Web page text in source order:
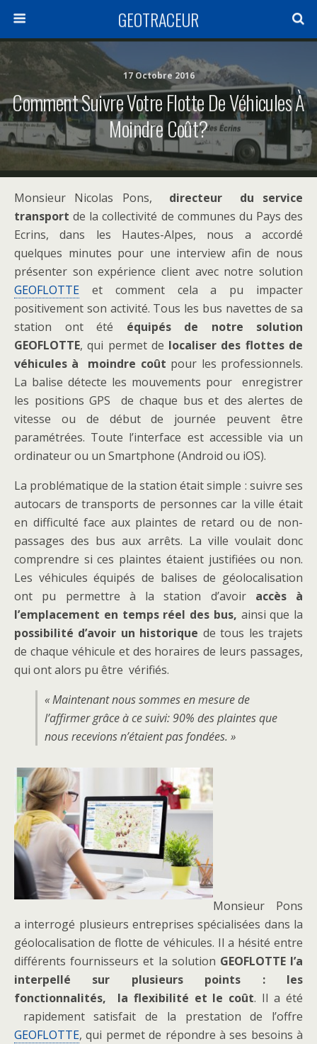
GEOTRACEUR
17 Octobre 2016
Comment Suivre Votre Flotte De Véhicules À
Moindre Coût?
Monsieur Nicolas Pons, directeur du service
transport de la collectivité de communes du Pays des
Ecrins, dans les Hautes-Alpes, nous a accordé
quelques minutes pour une interview afin de nous
présenter son expérience client avec notre solution
GEOFLOTTE et comment cela a pu impacter
positivement son activité. Tous les bus navettes de sa
station ont été équipés de notre solution
GEOFLOTTE, qui permet de localiser des flottes de
véhicules à moindre coût pour les professionnels.
La balise détecte les mouvements pour enregistrer
les positions GPS de chaque bus et des alertes de
vitesse ou de début de journée peuvent être
paramétrées. Toute l’interface est accessible via un
ordinateur ou un Smartphone (Android ou iOS).
La problématique de la station était simple : suivre ses
autocars de transports de personnes car la ville était
en difficulté face aux plaintes de retard ou de non-
passages des bus aux arrêts. La ville voulait donc
comprendre si ces plaintes étaient justifiées ou non.
Les véhicules équipés de balises de géolocalisation
ont pu permettre à la station d’avoir accès à
l’emplacement en temps réel des bus, ainsi que la
possibilité d’avoir un historique de tous les trajets
de chaque véhicule et des horaires de leurs passages,
qui ont alors pu être vérifiés.
« Maintenant nous sommes en mesure de
l’affirmer grâce à ce suivi: 90% des plaintes que
nous recevions n’étaient pas fondées. »
Monsieur Pons
a interrogé plusieurs entreprises spécialisées dans la
géolocalisation de flotte de véhicules. Il a hésité entre
différents fournisseurs et la solution GEOFLOTTE l’a
interpellé sur plusieurs points : les
fonctionnalités, la flexibilité et le coût. Il a été
rapidement satisfait de la prestation de l’offre
GEOFLOTTE, qui permet de répondre à ses besoins à